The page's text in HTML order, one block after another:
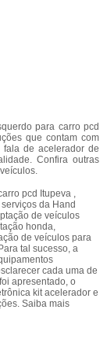
para carro pcd
que contam com
fala de acelerador de
Confira outras
pcd Itupeva ,
da Hand
de veículos
honda,
de veículos para
tal sucesso, a
cada uma de
apresentado, o
kit acelerador e
Saiba mais